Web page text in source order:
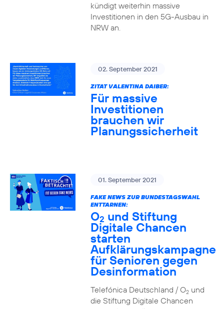
kündigt weiterhin massive
Investitionen in den 5G-Ausbau in
NRW an.
02. September 2021
ZITAT VALENTINA DAIBER:
Für massive
Investitionen
brauchen wir
Planungssicherheit
01. September 2021
FAKE NEWS ZUR BUNDESTAGSWAHL
ENTTARNEN:
O2 und Stiftung
Digitale Chancen
starten
Aufklärungskampagne
für Senioren gegen
Desinformation
Telefónica Deutschland / O2und
die Stiftung Digitale Chancen